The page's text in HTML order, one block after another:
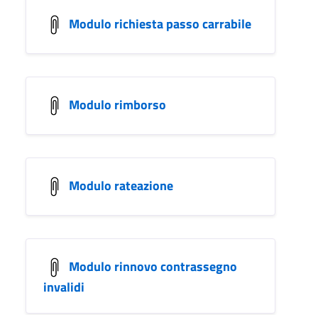
Modulo richiesta passo carrabile
Modulo rimborso
Modulo rateazione
Modulo rinnovo contrassegno
invalidi